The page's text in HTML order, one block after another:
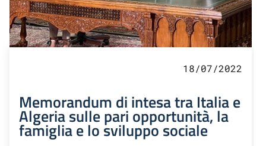
18/07/2022
Memorandum di intesa tra Italia e
Algeria sulle pari opportunità, la
famiglia e lo sviluppo sociale